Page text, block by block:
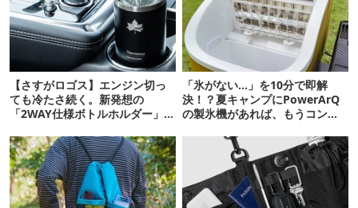
【さすがロゴス】エンジン切っ
ても冷たさ続く。新発想の
「2WAY仕様ボトルホルダー」が
「氷がない…」を10分で即解
決！？夏キャンプにPowerArQ
の製氷機があれば、もうコンビ